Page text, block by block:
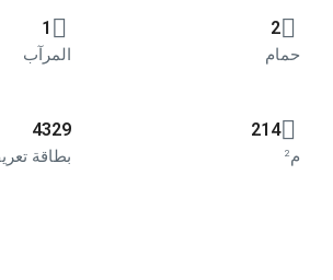
2
حمام
1
المرآب
214
م²
4329
بطاقة